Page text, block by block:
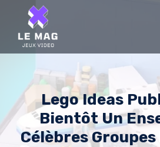
content
Lego Ideas
Bientôt Un
Célèbres Groupes